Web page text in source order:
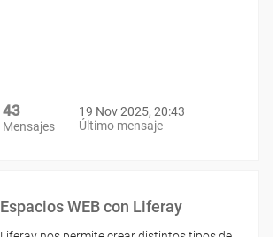
43
Mensajes
19 Nov 2025, 20:43
Último mensaje
Espacios WEB con Liferay